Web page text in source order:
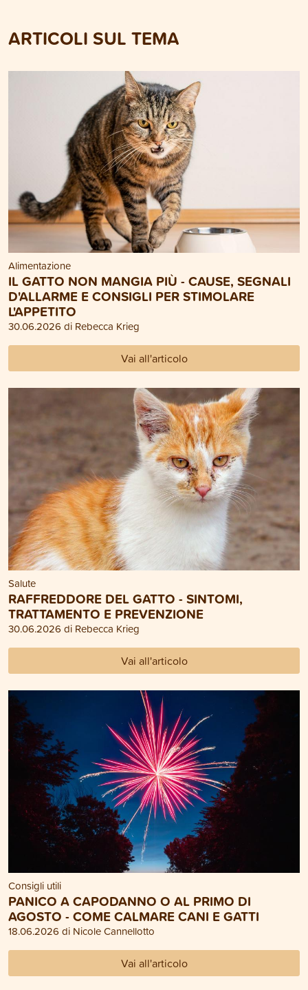
ARTICOLI SUL TEMA
Alimentazione
IL GATTO NON MANGIA PIÙ - CAUSE, SEGNALI
D'ALLARME E CONSIGLI PER STIMOLARE
L'APPETITO
30.06.2026 di Rebecca Krieg
Vai all'articolo
Salute
RAFFREDDORE DEL GATTO - SINTOMI,
TRATTAMENTO E PREVENZIONE
30.06.2026 di Rebecca Krieg
Vai all'articolo
Consigli utili
PANICO A CAPODANNO O AL PRIMO DI
AGOSTO - COME CALMARE CANI E GATTI
18.06.2026 di Nicole Cannellotto
Vai all'articolo